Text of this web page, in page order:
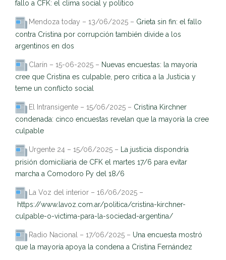
fallo a CFK: el clima social y político
Mendoza today – 13/06/2025 – Grieta sin fin: el fallo
contra Cristina por corrupción también divide a los
argentinos en dos
Clarín – 15-06-2025 – Nuevas encuestas: la mayoría
cree que Cristina es culpable, pero critica a la Justicia y
teme un conflicto social
El Intransigente – 15/06/2025 – Cristina Kirchner
condenada: cinco encuestas revelan que la mayoría la cree
culpable
Urgente 24 – 15/06/2025 – La justicia dispondría
prisión domiciliaria de CFK el martes 17/6 para evitar
marcha a Comodoro Py del 18/6
La Voz del interior – 16/06/2025 –
https://www.lavoz.com.ar/politica/cristina-kirchner-
culpable-o-victima-para-la-sociedad-argentina/
Radio Nacional – 17/06/2025 – Una encuesta mostró
que la mayoría apoya la condena a Cristina Fernández